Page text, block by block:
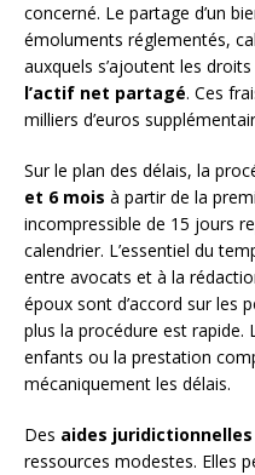
concerné. Le partage d’un
émoluments réglementés,
auxquels s’ajoutent les
l’actif net partagé. Ces
milliers d’euros
Sur le plan des délais, la
et 6 mois à partir de la
incompressible de 15 jours
calendrier. L’essentiel du
entre avocats et à la
époux sont d’accord sur les
plus la procédure est rapide.
enfants ou la prestation
mécaniquement les délais.
Des aides juridictionnelles
ressources modestes. Elles